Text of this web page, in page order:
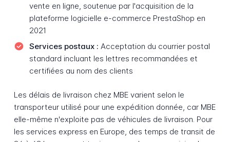
vente en ligne, soutenue par l'acquisition de la
plateforme logicielle e-commerce PrestaShop en
2021
Services postaux : Acceptation du courrier postal
standard incluant les lettres recommandées et
certifiées au nom des clients
Les délais de livraison chez MBE varient selon le
transporteur utilisé pour une expédition donnée, car MBE
elle-même n'exploite pas de véhicules de livraison. Pour
les services express en Europe, des temps de transit de